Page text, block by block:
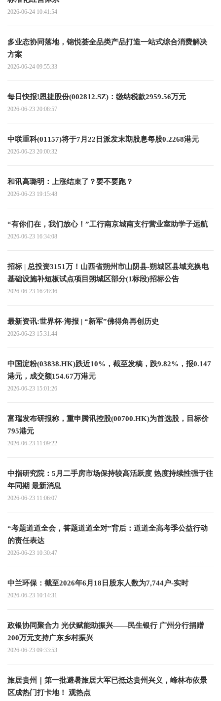
2026-06-24 10:41:54
多业态协同落地，锦悦荟全品类产品打造一站式综合消费解决
方案
2026-06-24 09:55:33
每日快报!恩捷股份(002812.SZ)：缴纳税款2959.56万元
2026-06-23 20:08:57
中联重科(01157)将于7月22日派发末期股息每股0.2268港元
2026-06-23 20:00:32
和讯高璐明：上涨结束了？要不要跑？
2026-06-23 19:15:48
“有你们在，我们放心！”工行南京城南支行营业室助学子远航
2026-06-23 16:34:08
招标 | 总投资3151万！山西省朔州市山阴县-朔城区县域充换电
基础设施补短板试点项目朔城区部分(1标段)招标公告
2026-06-23 16:28:36
最新资讯:世界杯·海报 | “新军”佛得角再创历史
2026-06-23 15:31:44
中国淀粉(03838.HK)跌近10%，截至发稿，跌9.82%，报0.147
港元，成交额154.67万港元
2026-06-23 15:01:26
富瑞发布研报称，重申腾讯控股(00700.HK)为首选股，目标价
795港元
2026-06-23 11:09:22
中指研究院：5月二手房市场保持较高活跃度 热度持续性强于往
年同期 最新消息
2026-06-23 11:06:07
“考题道道全会，答题道道全对”背后：道道全高考季公益行动
的责任表达
2026-06-23 10:30:47
中兰环保：截至2026年6月18日股东人数为7,744户-实时
2026-06-23 10:14:31
政银协同聚合力 光伏赋能助振兴——民生银行 广州分行捐赠
200万元支持广东乡村振兴
2026-06-23 09:33:53
旅居贵州｜第一批避暑旅居大军已抵达贵州兴义，峰林布依景
区成热门打卡地！ 观热点